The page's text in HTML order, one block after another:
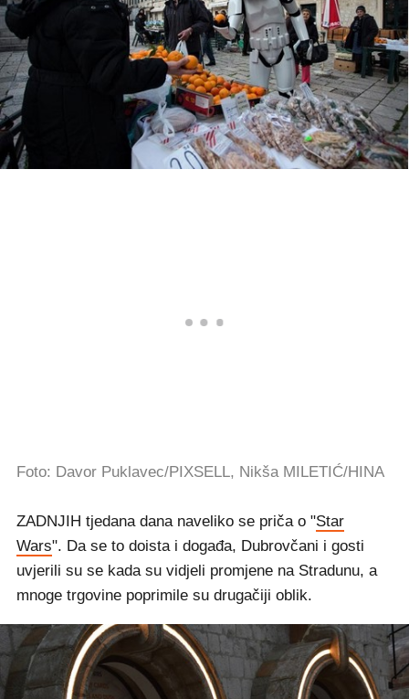
Foto: Davor Puklavec/PIXSELL, Nikša MILETIĆ/HINA
ZADNJIH tjedana dana naveliko se priča o "Star
Wars". Da se to doista i događa, Dubrovčani i gosti
uvjerili su se kada su vidjeli promjene na Stradunu, a
mnoge trgovine poprimile su drugačiji oblik.